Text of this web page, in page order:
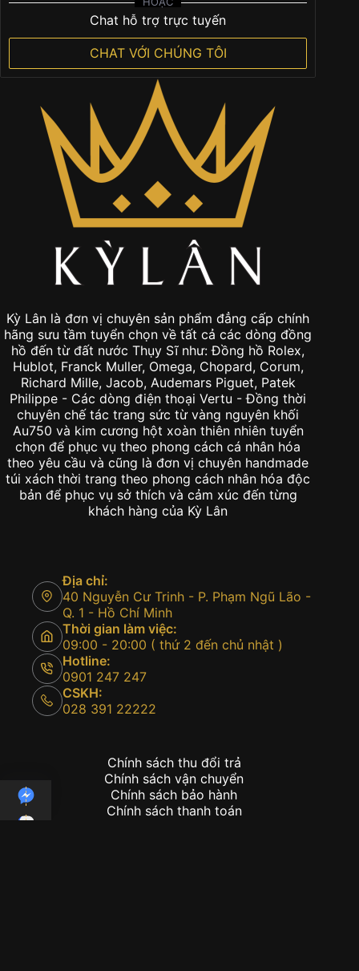
Chat hỗ trợ trực tuyến
CHAT VỚI CHÚNG TÔI
Kỳ Lân là đơn vị chuyên sản phẩm đẳng cấp chính
hãng sưu tầm tuyển chọn về tất cả các dòng đồng
hồ đến từ đất nước Thụy Sĩ như: Đồng hồ Rolex,
Hublot, Franck Muller, Omega, Chopard, Corum,
Richard Mille, Jacob, Audemars Piguet, Patek
Philippe - Các dòng điện thoại Vertu - Đồng thời
chuyên chế tác trang sức từ vàng nguyên khối
Au750 và kim cương hột xoàn thiên nhiên tuyển
chọn để phục vụ theo phong cách cá nhân hóa
theo yêu cầu và cũng là đơn vị chuyên handmade
túi xách thời trang theo phong cách nhân hóa độc
bản để phục vụ sở thích và cảm xúc đến từng
khách hàng của Kỳ Lân
Địa chỉ:
40 Nguyễn Cư Trinh - P. Phạm Ngũ Lão -
Q. 1 - Hồ Chí Minh
Thời gian làm việc:
09:00 - 20:00 ( thứ 2 đến chủ nhật )
Hotline:
0901 247 247
CSKH:
028 391 22222
Chính sách thu đổi trả
Chính sách vận chuyển
Chính sách bảo hành
Chính sách thanh toán